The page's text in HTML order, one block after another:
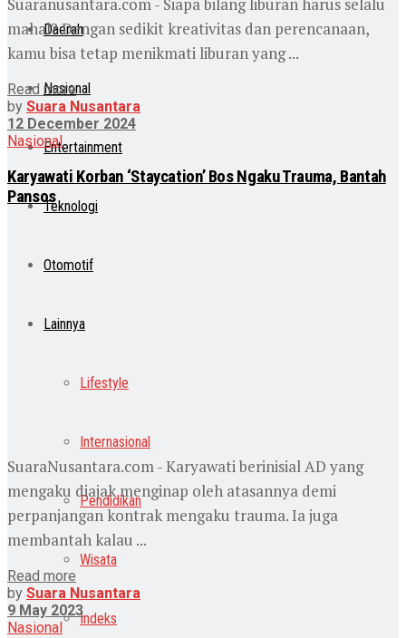
Daerah
Nasional
Entertainment
Teknologi
Otomotif
Lainnya
Lifestyle
Internasional
Pendidikan
Wisata
Indeks
mahal? Dengan sedikit kreativitas dan perencanaan,
kamu bisa tetap menikmati liburan yang ...
Read more
by Suara Nusantara
12 December 2024
Nasional
Karyawati Korban ‘Staycation’ Bos Ngaku Trauma, Bantah
Pansos
SuaraNusantara.com - Karyawati berinisial AD yang
mengaku diajak menginap oleh atasannya demi
perpanjangan kontrak mengaku trauma. Ia juga
membantah kalau ...
Read more
by Suara Nusantara
9 May 2023
Nasional